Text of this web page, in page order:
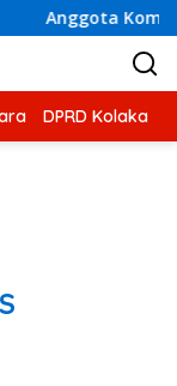
V DPR RI H
DPRD Kolaka